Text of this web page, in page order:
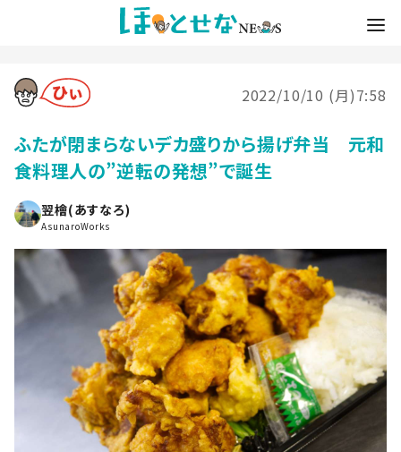
2022/10/10 (月)7:58
ふたが閉まらないデカ盛りから揚げ弁当 元和
食料理人の”逆転の発想”で誕生
翌檜(あすなろ)
AsunaroWorks